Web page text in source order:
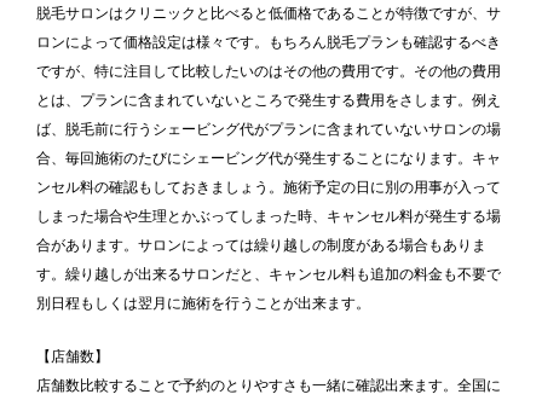
脱毛サロンはクリニックと比べると低価格であることが特徴ですが、サ
ロンによって価格設定は様々です。もちろん脱毛プランも確認するべき
ですが、特に注目して比較したいのはその他の費用です。その他の費用
とは、プランに含まれていないところで発生する費用をさします。例え
ば、脱毛前に行うシェービング代がプランに含まれていないサロンの場
合、毎回施術のたびにシェービング代が発生することになります。キャ
ンセル料の確認もしておきましょう。施術予定の日に別の用事が入って
しまった場合や生理とかぶってしまった時、キャンセル料が発生する場
合があります。サロンによっては繰り越しの制度がある場合もありま
す。繰り越しが出来るサロンだと、キャンセル料も追加の料金も不要で
別日程もしくは翌月に施術を行うことが出来ます。
【店舗数】
店舗数比較することで予約のとりやすさも一緒に確認出来ます。全国に